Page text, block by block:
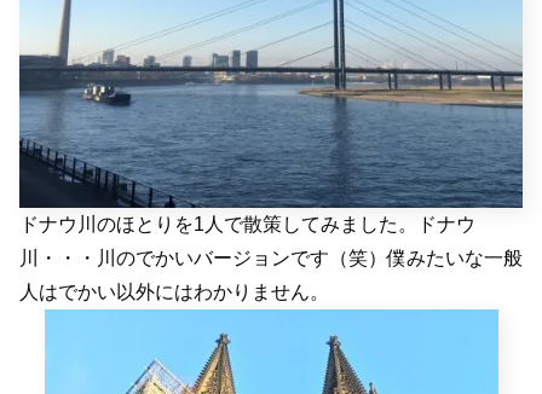
ドナウ川のほとりを1人で散策してみました。ドナウ
川・・・川のでかいバージョンです（笑）僕みたいな一般
人はでかい以外にはわかりません。